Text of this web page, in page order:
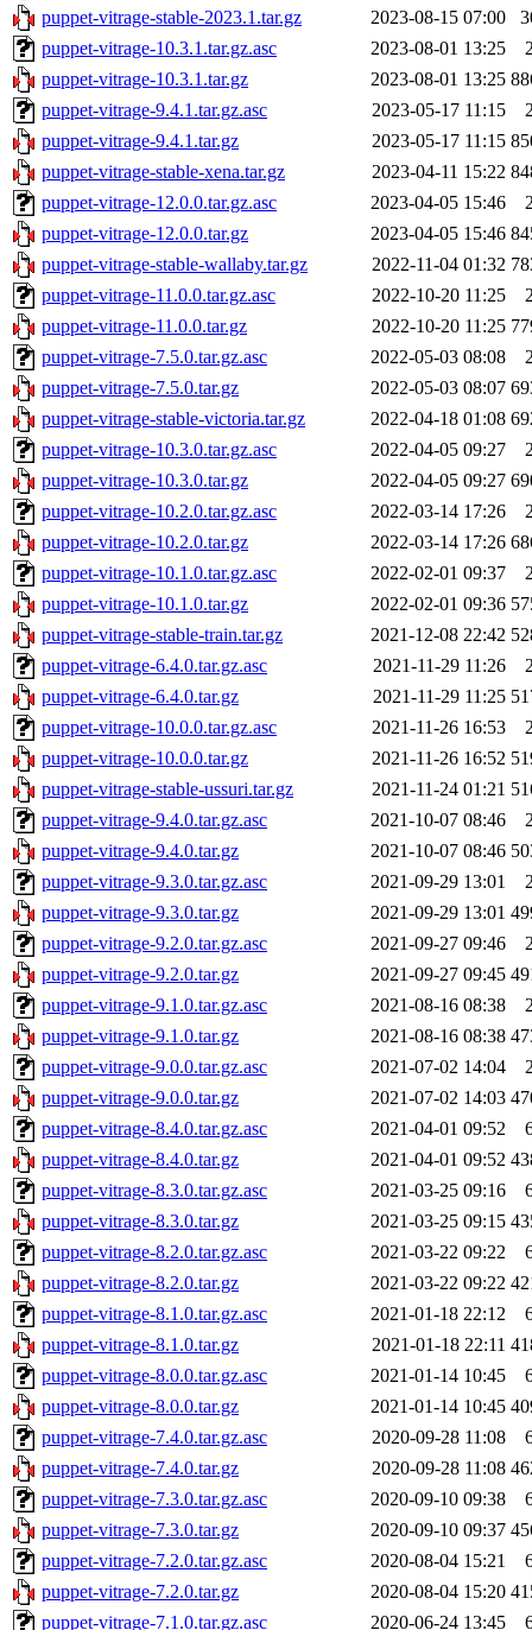
puppet-vitrage-stable-2023.1.tar.gz
2023-08-15 07:00
puppet-vitrage-10.3.1.tar.gz.asc
2023-08-01 13:25
puppet-vitrage-10.3.1.tar.gz
2023-08-01 13:25
puppet-vitrage-9.4.1.tar.gz.asc
2023-05-17 11:15
puppet-vitrage-9.4.1.tar.gz
2023-05-17 11:15
puppet-vitrage-stable-xena.tar.gz
2023-04-11 15:22
puppet-vitrage-12.0.0.tar.gz.asc
2023-04-05 15:46
puppet-vitrage-12.0.0.tar.gz
2023-04-05 15:46
puppet-vitrage-stable-wallaby.tar.gz
2022-11-04 01:32
puppet-vitrage-11.0.0.tar.gz.asc
2022-10-20 11:25
puppet-vitrage-11.0.0.tar.gz
2022-10-20 11:25
puppet-vitrage-7.5.0.tar.gz.asc
2022-05-03 08:08
puppet-vitrage-7.5.0.tar.gz
2022-05-03 08:07
puppet-vitrage-stable-victoria.tar.gz
2022-04-18 01:08
puppet-vitrage-10.3.0.tar.gz.asc
2022-04-05 09:27
puppet-vitrage-10.3.0.tar.gz
2022-04-05 09:27
puppet-vitrage-10.2.0.tar.gz.asc
2022-03-14 17:26
puppet-vitrage-10.2.0.tar.gz
2022-03-14 17:26
puppet-vitrage-10.1.0.tar.gz.asc
2022-02-01 09:37
puppet-vitrage-10.1.0.tar.gz
2022-02-01 09:36
puppet-vitrage-stable-train.tar.gz
2021-12-08 22:42
puppet-vitrage-6.4.0.tar.gz.asc
2021-11-29 11:26
puppet-vitrage-6.4.0.tar.gz
2021-11-29 11:25
puppet-vitrage-10.0.0.tar.gz.asc
2021-11-26 16:53
puppet-vitrage-10.0.0.tar.gz
2021-11-26 16:52
puppet-vitrage-stable-ussuri.tar.gz
2021-11-24 01:21
puppet-vitrage-9.4.0.tar.gz.asc
2021-10-07 08:46
puppet-vitrage-9.4.0.tar.gz
2021-10-07 08:46
puppet-vitrage-9.3.0.tar.gz.asc
2021-09-29 13:01
puppet-vitrage-9.3.0.tar.gz
2021-09-29 13:01
puppet-vitrage-9.2.0.tar.gz.asc
2021-09-27 09:46
puppet-vitrage-9.2.0.tar.gz
2021-09-27 09:45
puppet-vitrage-9.1.0.tar.gz.asc
2021-08-16 08:38
puppet-vitrage-9.1.0.tar.gz
2021-08-16 08:38
puppet-vitrage-9.0.0.tar.gz.asc
2021-07-02 14:04
puppet-vitrage-9.0.0.tar.gz
2021-07-02 14:03
puppet-vitrage-8.4.0.tar.gz.asc
2021-04-01 09:52
puppet-vitrage-8.4.0.tar.gz
2021-04-01 09:52
puppet-vitrage-8.3.0.tar.gz.asc
2021-03-25 09:16
puppet-vitrage-8.3.0.tar.gz
2021-03-25 09:15
puppet-vitrage-8.2.0.tar.gz.asc
2021-03-22 09:22
puppet-vitrage-8.2.0.tar.gz
2021-03-22 09:22
puppet-vitrage-8.1.0.tar.gz.asc
2021-01-18 22:12
puppet-vitrage-8.1.0.tar.gz
2021-01-18 22:11
puppet-vitrage-8.0.0.tar.gz.asc
2021-01-14 10:45
puppet-vitrage-8.0.0.tar.gz
2021-01-14 10:45
puppet-vitrage-7.4.0.tar.gz.asc
2020-09-28 11:08
puppet-vitrage-7.4.0.tar.gz
2020-09-28 11:08
puppet-vitrage-7.3.0.tar.gz.asc
2020-09-10 09:38
puppet-vitrage-7.3.0.tar.gz
2020-09-10 09:37
puppet-vitrage-7.2.0.tar.gz.asc
2020-08-04 15:21
puppet-vitrage-7.2.0.tar.gz
2020-08-04 15:20
puppet-vitrage-7.1.0.tar.gz.asc
2020-06-24 13:45